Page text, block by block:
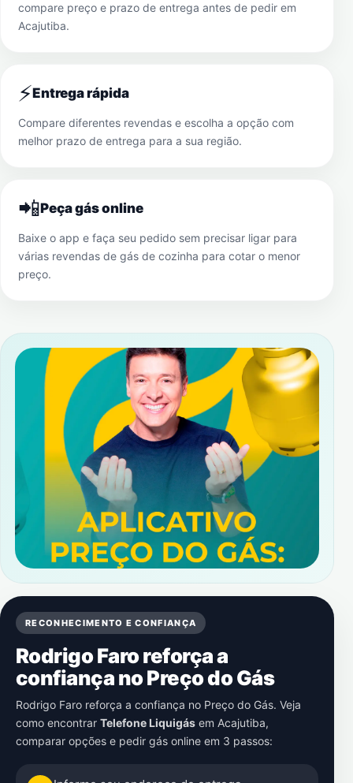
compare preço e prazo de entrega antes de pedir em
Acajutiba.
⚡Entrega rápida
Compare diferentes revendas e escolha a opção com
melhor prazo de entrega para a sua região.
📲Peça gás online
Baixe o app e faça seu pedido sem precisar ligar para
várias revendas de gás de cozinha para cotar o menor
preço.
RECONHECIMENTO E CONFIANÇA
Rodrigo Faro reforça a
confiança no Preço do Gás
Rodrigo Faro reforça a confiança no Preço do Gás. Veja
como encontrar Telefone Liquigás em Acajutiba,
comparar opções e pedir gás online em 3 passos: